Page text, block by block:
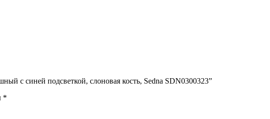
с синей подсветкой, слоновая кость, Sedna SDN0300323”
*